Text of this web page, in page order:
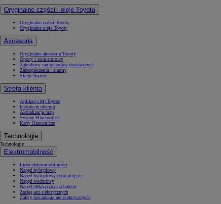
Oryginalne części i oleje Toyota
Oryginalne części Toyoty
Oryginalne oleje Toyoty
Akcesoria
Oryginalne akcesoria Toyoty
Opony i koła zimowe
Zabudowy samochodów dostawczych
Zabezpieczenia i alarmy
Sklep Toyoty
Strefa klienta
Aplikacja MyToyota
Instrukcje obsługi
Aktualizacja map
System Bluetooth®
Karty Ratownicze
Technologie
Technologie
Elektromobilność
Lider elektromobilności
Napęd hybrydowy
Napęd hybrydowy typu plug-in
Napęd wodorowy
Napęd elektryczny na baterię
Zasięg aut elektrycznych
Zalety posiadania aut elektrycznych